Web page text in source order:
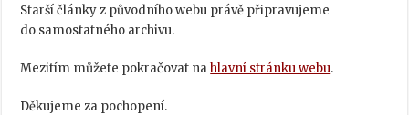
Starší články z původního webu právě připravujeme
do samostatného archivu.
Mezitím můžete pokračovat nahlavní stránku webu.
Děkujeme za pochopení.